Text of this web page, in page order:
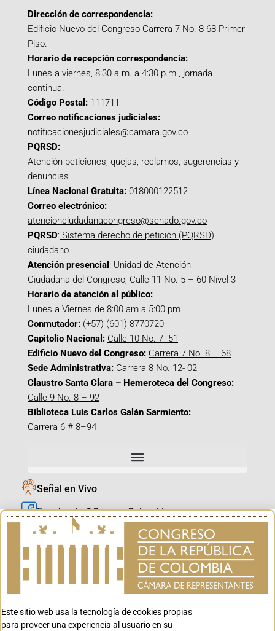
Dirección de correspondencia:
Edificio Nuevo del Congreso Carrera 7 No. 8-68 Primer
Piso.
Horario de recepción correspondencia:
Lunes a viernes, 8:30 a.m. a 4:30 p.m., jornada
continua.
Código Postal: 111711
Correo notificaciones judiciales:
notificacionesjudiciales@camara.gov.co
PQRSD:
Atención peticiones, quejas, reclamos, sugerencias y
denuncias
Línea Nacional Gratuita: 018000122512
Correo electrónico:
atencionciudadanacongreso@senado.gov.co
PQRSD: Sistema derecho de petición (PQRSD)
ciudadano
Atención presencial : Unidad de Atención
Ciudadana del Congreso, Calle 11 No. 5 – 60 Nivel 3
Horario de atención al público:
Lunes a Viernes de 8:00 am a 5:00 pm
Conmutador: (+57) (601) 8770720
Capitolio Nacional: Calle 10 No. 7- 51
Edificio Nuevo del Congreso: Carrera 7 No. 8 – 68
Sede Administrativa: Carrera 8 No. 12- 02
Claustro Santa Clara – Hemeroteca del Congreso:
Calle 9 No. 8 – 92
Biblioteca Luis Carlos Galán Sarmiento:
Carrera 6 # 8–94
Señal en Vivo
Facebook_@CamaraColombia
Instagram_@CamaraColombia
X_@CamaraColombia
Youtube_@CamaraColombia
Youtube_@CanalCongreso
Este sitio web usa la tecnología de cookies propias
para proveer una experiencia al usuario en su